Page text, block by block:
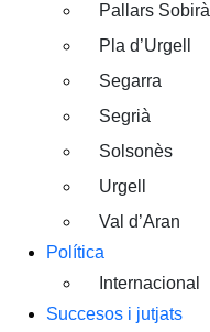
Pallars Sobirà
Pla d’Urgell
Segarra
Segrià
Solsonès
Urgell
Val d’Aran
Política
Internacional
Succesos i jutjats